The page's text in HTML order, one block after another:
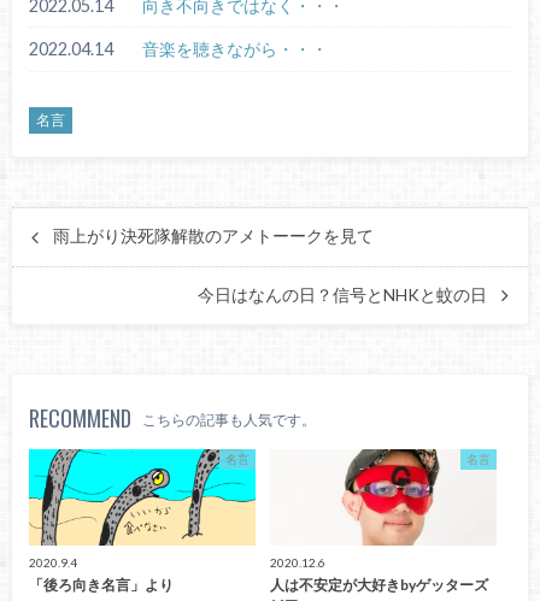
2022.05.14 向き不向きではなく・・・
2022.04.14 音楽を聴きながら・・・
名言
雨上がり決死隊解散のアメトーークを見て
今日はなんの日？信号とNHKと蚊の日
RECOMMEND こちらの記事も人気です。
名言
2020.9.4
「後ろ向き名言」より
名言
2020.12.6
人は不安定が大好きbyゲッターズ